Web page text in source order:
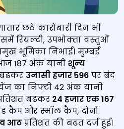
छठे कारोबारी दिन भी
रियल्‍टी, उपभोक्‍ता वस्‍तुओं
भूमिका निभाई। मुम्‍बई
187 अंक यानी शून्‍य
बढकर उनासी हजार 596 पर बंद
का निफ्टी 42 अंक यानी
बढकर 24 हजार एक167
कैप और स्‍मॉल कैप, दोनों
आठप्रतिशत की बढत दर्ज हुई।